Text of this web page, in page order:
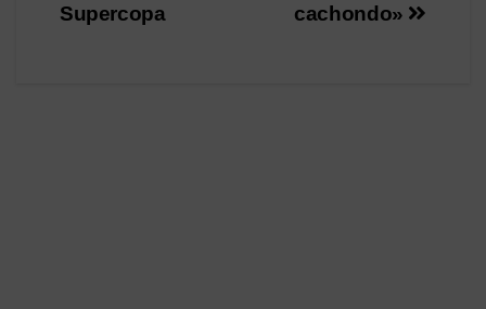
cachondo»
Supercopa